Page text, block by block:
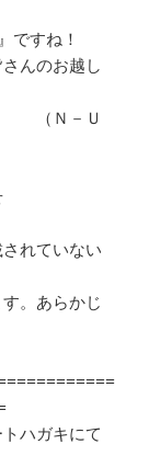
ですね！
んのお越し
　（Ｎ－Ｕ
れていない
。あらかじ
ハガキにて